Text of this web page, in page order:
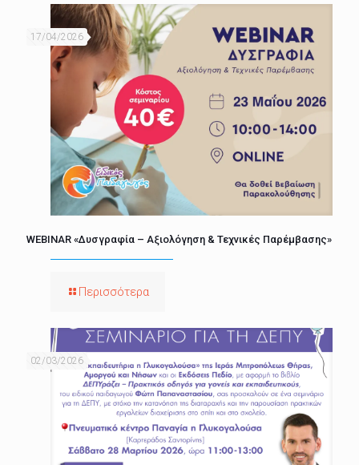
17/04/2026
WEBINAR «Δυσγραφία – Αξιολόγηση & Τεχνικές Παρέμβασης»
Περισσότερα
02/03/2026